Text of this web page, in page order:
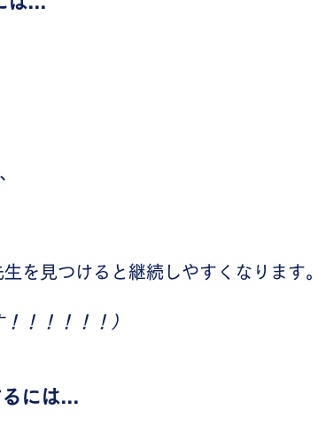
を見つけると継続しやすくなります
！！！！！）
には...